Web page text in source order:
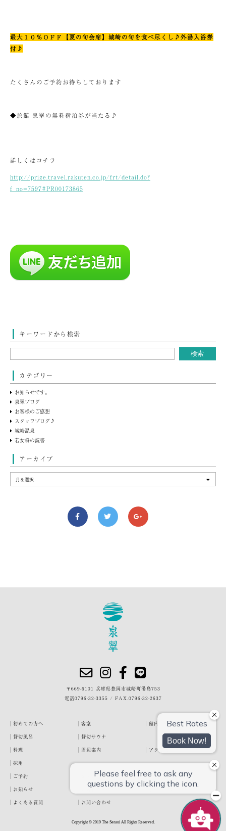
最大１０％ＯＦＦ【夏の旬会席】城崎の旬を食べ尽くし♪外湯入浴券
付♪
たくさんのご予約お待ちしております
◆旅館 泉翠の無料宿泊券が当たる♪
詳しくはコチラ
http://prize.travel.rakuten.co.jp/frt/detail.do?
f_no=7597#PR00173865
キーワードから検索
カテゴリー
お知らせです。
泉翠ブログ
お客様のご感想
スタッフブログ♪
城崎温泉
若女将の読書
アーカイブ
〒669-6101 兵庫県豊岡市城崎町湯島753
電話0796-32-3355 / FAX.0796-32-2637
初めての方へ 客室
館内・施設
貸切風呂
貸切サウナ
料理
周辺案内
アクセス
採用
ご予約
宿泊約款
プライバシーポリシー
お知らせ
お客様の声
泉翠ブログ
よくある質問
お問い合わせ
Copyright © 2019 The Sensui All Rights Reserved.